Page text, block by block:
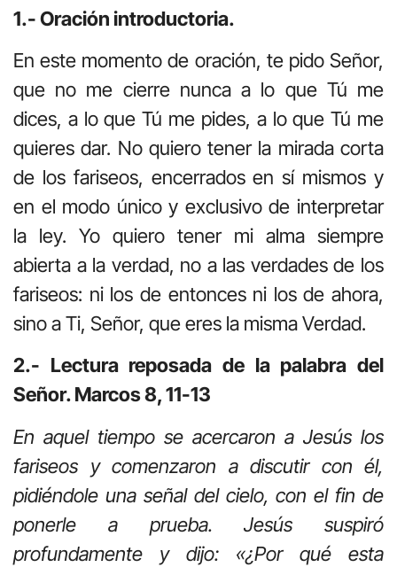
1.- Oración introductoria.
En este momento de oración, te pido Señor,
que no me cierre nunca a lo que Tú me
dices, a lo que Tú me pides, a lo que Tú me
quieres dar. No quiero tener la mirada corta
de los fariseos, encerrados en sí mismos y
en el modo único y exclusivo de interpretar
la ley. Yo quiero tener mi alma siempre
abierta a la verdad, no a las verdades de los
fariseos: ni los de entonces ni los de ahora,
sino a Ti, Señor, que eres la misma Verdad.
2.- Lectura reposada de la palabra del
Señor. Marcos 8, 11-13
En aquel tiempo se acercaron a Jesús los
fariseos y comenzaron a discutir con él,
pidiéndole una señal del cielo, con el fin de
ponerle a prueba. Jesús suspiró
profundamente y dijo: «¿Por qué esta